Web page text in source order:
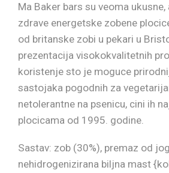
Ma Baker bars su veoma
zdrave energetske zobene
od britanske zobi u pekari u
prezentacija visokokvalitetnih
koristenje sto je moguce
sastojaka pogodnih za
netolerantne na psenicu, cini ih
plocicama od 1995. godine.
Sastav: zob (30%), premaz od
nehidrogenizirana biljna mast